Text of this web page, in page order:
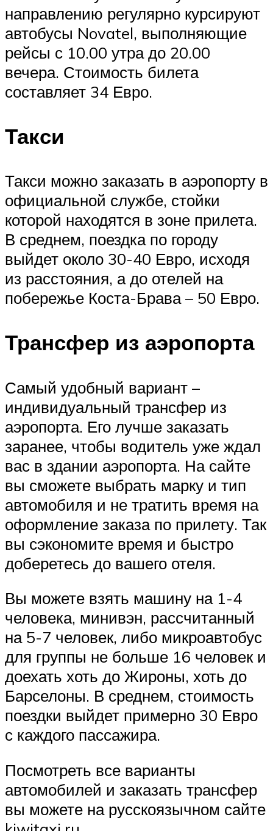
направлению регулярно курсируют
автобусы Novatel, выполняющие
рейсы с 10.00 утра до 20.00
вечера. Стоимость билета
составляет 34 Евро.
Такси
Такси можно заказать в аэропорту в
официальной службе, стойки
которой находятся в зоне прилета.
В среднем, поездка по городу
выйдет около 30-40 Евро, исходя
из расстояния, а до отелей на
побережье Коста-Брава – 50 Евро.
Трансфер из аэропорта
Самый удобный вариант –
индивидуальный трансфер из
аэропорта. Его лучше заказать
заранее, чтобы водитель уже ждал
вас в здании аэропорта. На сайте
вы сможете выбрать марку и тип
автомобиля и не тратить время на
оформление заказа по прилету. Так
вы сэкономите время и быстро
доберетесь до вашего отеля.
Вы можете взять машину на 1-4
человека, минивэн, рассчитанный
на 5-7 человек, либо микроавтобус
для группы не больше 16 человек и
доехать хоть до Жироны, хоть до
Барселоны. В среднем, стоимость
поездки выйдет примерно 30 Евро
с каждого пассажира.
Посмотреть все варианты
автомобилей и заказать трансфер
вы можете на русскоязычном сайте